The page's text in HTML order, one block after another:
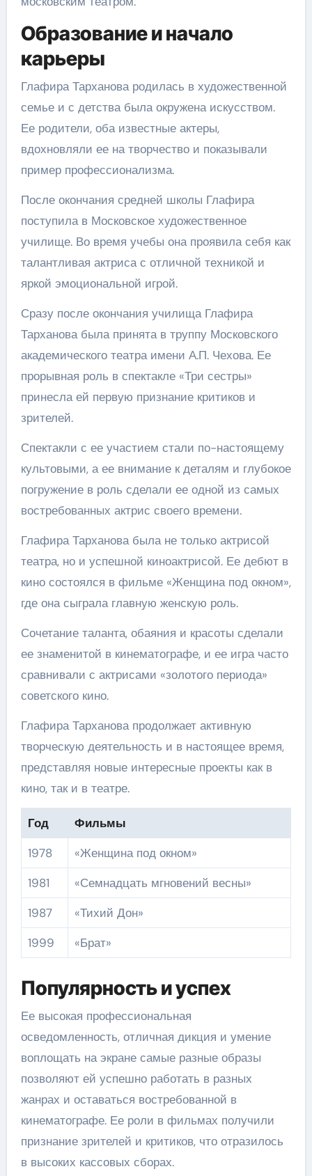
Образование и начало
карьеры
Глафира Тарханова родилась в художественной
семье и с детства была окружена искусством.
Ее родители, оба известные актеры,
вдохновляли ее на творчество и показывали
пример профессионализма.
После окончания средней школы Глафира
поступила в Московское художественное
училище. Во время учебы она проявила себя как
талантливая актриса с отличной техникой и
яркой эмоциональной игрой.
Сразу после окончания училища Глафира
Тарханова была принята в труппу Московского
академического театра имени А.П. Чехова. Ее
прорывная роль в спектакле «Три сестры»
принесла ей первую признание критиков и
зрителей.
Спектакли с ее участием стали по-настоящему
культовыми, а ее внимание к деталям и глубокое
погружение в роль сделали ее одной из самых
востребованных актрис своего времени.
Глафира Тарханова была не только актрисой
театра, но и успешной киноактрисой. Ее дебют в
кино состоялся в фильме «Женщина под окном»,
где она сыграла главную женскую роль.
Сочетание таланта, обаяния и красоты сделали
ее знаменитой в кинематографе, и ее игра часто
сравнивали с актрисами «золотого периода»
советского кино.
Глафира Тарханова продолжает активную
творческую деятельность и в настоящее время,
представляя новые интересные проекты как в
кино, так и в театре.
Год
Фильмы
1978
«Женщина под окном»
1981
«Семнадцать мгновений весны»
1987
«Тихий Дон»
1999
«Брат»
Популярность и успех
Ее высокая профессиональная
осведомленность, отличная дикция и умение
воплощать на экране самые разные образы
позволяют ей успешно работать в разных
жанрах и оставаться востребованной в
кинематографе. Ее роли в фильмах получили
признание зрителей и критиков, что отразилось
в высоких кассовых сборах.